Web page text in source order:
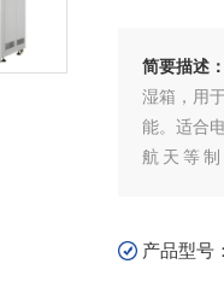
简要描述：
湿箱，用
能。适合
航天等制
产品型号：